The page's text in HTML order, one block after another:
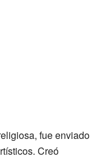
fue enviado
Creó